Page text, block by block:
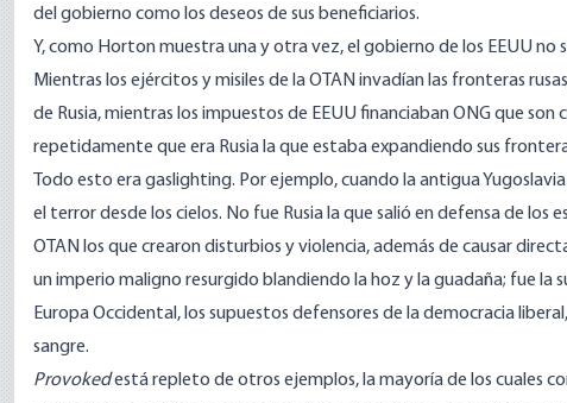
del gobierno como los deseos de sus beneficiarios.
Y, como Horton muestra una y otra vez, el gobierno de los EEUU
Mientras los ejércitos y misiles de la OTAN invadían las fronteras
de Rusia, mientras los impuestos de EEUU financiaban ONG que
repetidamente que era Rusia la que estaba expandiendo sus
Todo esto era gaslighting. Por ejemplo, cuando la antigua
el terror desde los cielos. No fue Rusia la que salió en defensa de los
OTAN los que crearon disturbios y violencia, además de causar
un imperio maligno resurgido blandiendo la hoz y la guadaña; fue la
Europa Occidental, los supuestos defensores de la democracia
sangre.
Provokedestá repleto de otros ejemplos, la mayoría de los cuales